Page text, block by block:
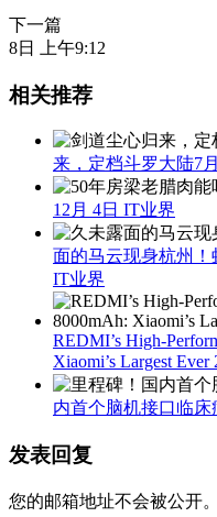
下一篇
8日 上午9:12
相关推荐
来，定档斗罗大陆7
12月 4日 IT业界
面的马云现身杭州！
IT业界
REDMI’s High-
Xiaomi’s Largest Ever
内首个脑机接口临床
发表回复
您的邮箱地址不会被公开。